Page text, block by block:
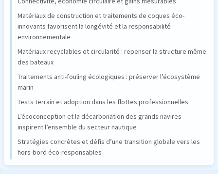
Matériaux de construction et traitements de coques éco-
innovants favorisent la longévité et la responsabilité
environnementale
Matériaux recyclables et circularité : repenser la structure même
des bateaux
Traitements anti-fouling écologiques : préserver l’écosystème
marin
Tests terrain et adoption dans les flottes professionnelles
L’écoconception et la décarbonation des grands navires
inspirent l’ensemble du secteur nautique
Stratégies concrètes et défis d’une transition globale vers les
hors-bord éco-responsables